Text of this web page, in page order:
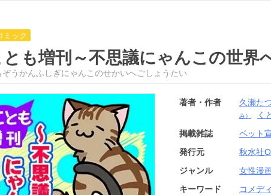
ミック
も増刊～不思議にゃんこの世界
ぞうかんふしぎにゃんこのせかいへごしょうたい
著者・作者 久瀬た
み）
く
掲載雑誌
ペット
発行元
秋水社
ジャンル
女性漫
キーワード
コメデ